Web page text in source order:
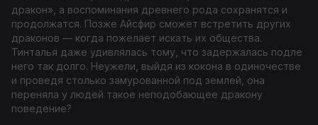
дракон», а воспоминания древнего рода сохранятся и
продолжатся. Позже Айсфир сможет встретить других
драконов — когда пожелает искать их общества.
Тинталья даже удивлялась тому, что задержалась подле
него так долго. Неужели, выйдя из кокона в одиночестве
и проведя столько замурованной под землей, она
переняла у людей такое неподобающее дракону
поведение?